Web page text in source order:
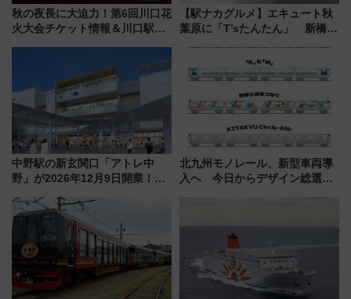
秋の夜長に大迫力！第6回川口花
火大会チケット情報＆川口駅か
【駅ナカグルメ】エキュート秋
葉原に「T’sたんたん」 新橋に
饅」、オムライス専門店「肉と
たまご」新グルメ続々登場！
中野駅の新玄関口「アトレ中
野」が2026年12月9日開業！新
注目スポット
北九州モノレール、新型車両導
入へ 今日からデザイン総選挙